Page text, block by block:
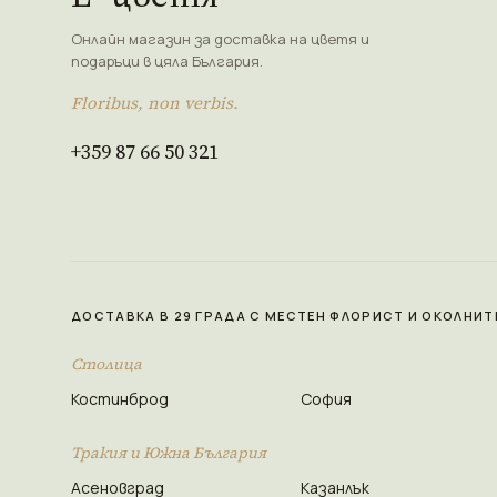
Онлайн магазин за доставка на цветя и
подаръци в цяла България.
Floribus, non verbis.
+359 87 66 50 321
ДОСТАВКА В 29 ГРАДА С МЕСТЕН ФЛОРИСТ И
Столица
Костинброд София
Тракия и Южна България
Асеновград Казанлък